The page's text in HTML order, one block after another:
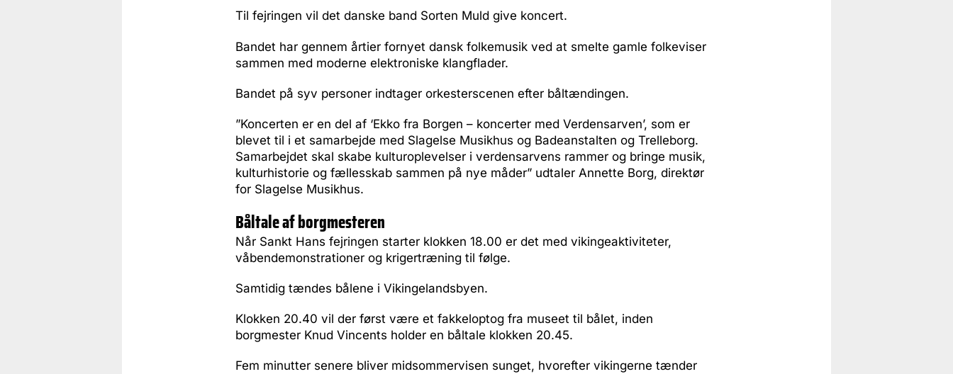
Til fejringen vil det danske band Sorten Muld give koncert.
Bandet har gennem årtier fornyet dansk folkemusik ved at smelte gamle folkeviser
sammen med moderne elektroniske klangflader.
Bandet på syv personer indtager orkesterscenen efter båltændingen.
”Koncerten er en del af ‘Ekko fra Borgen – koncerter med Verdensarven’, som er
blevet til i et samarbejde med Slagelse Musikhus og Badeanstalten og Trelleborg.
Samarbejdet skal skabe kulturoplevelser i verdensarvens rammer og bringe musik,
kulturhistorie og fællesskab sammen på nye måder” udtaler Annette Borg, direktør
for Slagelse Musikhus.
Båltale af borgmesteren
Når Sankt Hans fejringen starter klokken 18.00 er det med vikingeaktiviteter,
våbendemonstrationer og krigertræning til følge.
Samtidig tændes bålene i Vikingelandsbyen.
Klokken 20.40 vil der først være et fakkeloptog fra museet til bålet, inden
borgmester Knud Vincents holder en båltale klokken 20.45.
Fem minutter senere bliver midsommervisen sunget, hvorefter vikingerne tænder